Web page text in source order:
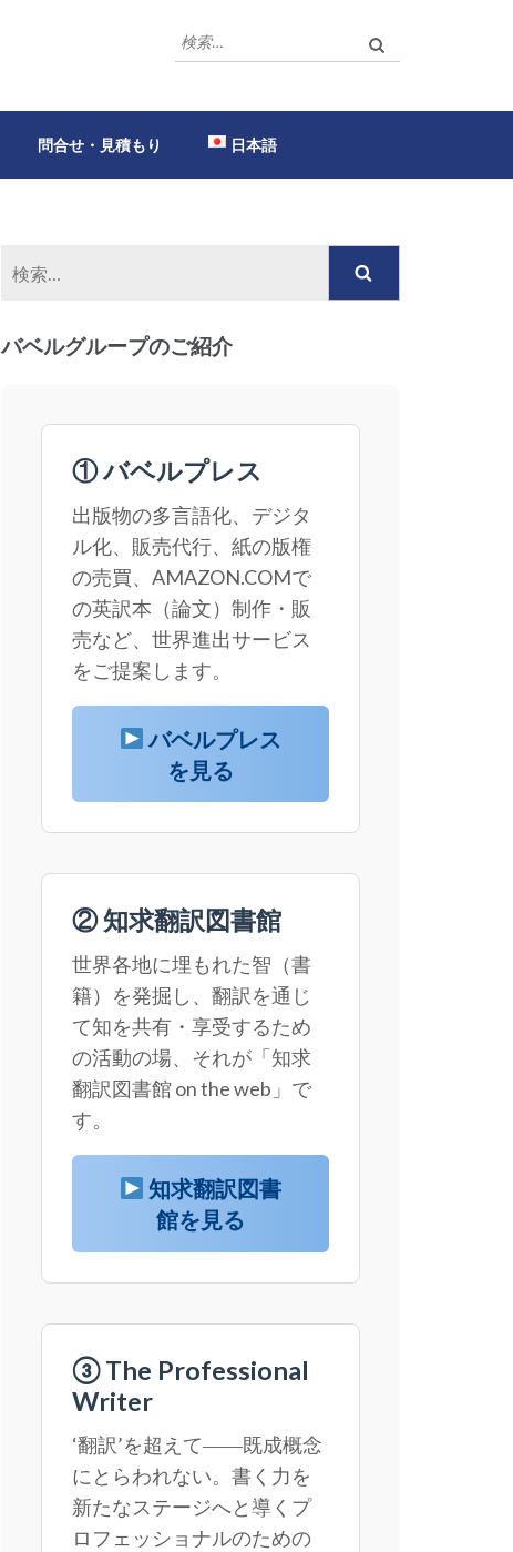
検
索:
問合せ・見積もり 日本語
バベルグループのご紹介
① バベルプレス
出版物の多言語化、デジタ
ル化、販売代行、紙の版権
の売買、AMAZON.COMで
の英訳本（論文）制作・販
売など、世界進出サービス
をご提案します。
バベルプレス
を見る
② 知求翻訳図書館
世界各地に埋もれた智（書
籍）を発掘し、翻訳を通じ
て知を共有・享受するため
の活動の場、それが「知求
翻訳図書館 on the web」で
す。
知求翻訳図書
館を見る
③ The Professional
Writer
‘翻訳’を超えて――既成概念
にとらわれない。書く力を
新たなステージへと導くプ
ロフェッショナルのための